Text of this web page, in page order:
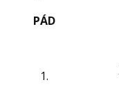
PÁD
1.